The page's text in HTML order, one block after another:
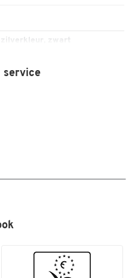
zilverkleur, zwart
service